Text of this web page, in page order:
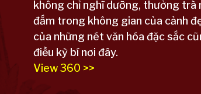
không chỉ nghĩ dưỡng, thưởng trà
đắm trong không gian của cảnh
của những nét văn hóa đặc sắc
điều kỳ bí nơi đây.
View 360 >>